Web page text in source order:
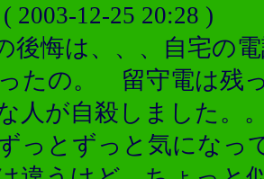
2003-12-25 20:28 )
後悔は、、、自宅の
たの。 留守電は残
人が自殺しました
っとずっと気にな